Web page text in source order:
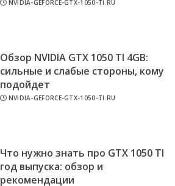
NVIDIA-GEFORCE-GTX-1050-TI.RU
Обзор NVIDIA GTX 1050 TI 4GB:
сильные и слабые стороны, кому
подойдет
NVIDIA-GEFORCE-GTX-1050-TI.RU
Что нужно знать про GTX 1050 TI
год выпуска: обзор и
рекомендации